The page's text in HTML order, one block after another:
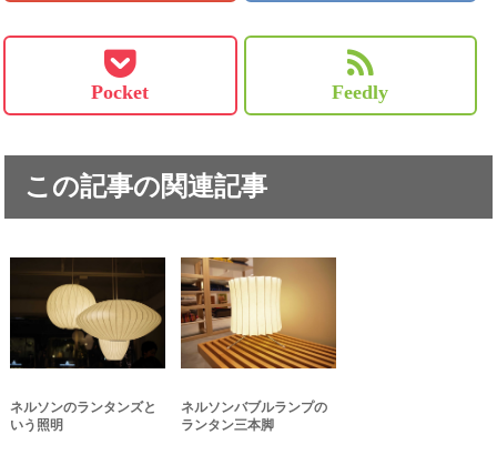
Pocket Feedly
この記事の関連記事
ネルソンのランタンズと
いう照明
ネルソンバブルランプの
ランタン三本脚